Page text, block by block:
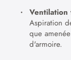
Ventilation
Aspiration
que
d'armoire.